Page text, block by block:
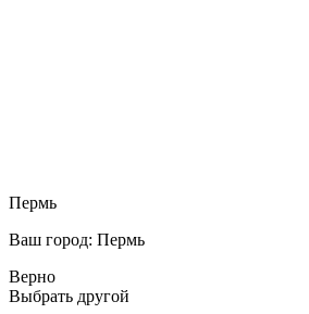
Пермь
Ваш город: Пермь
Верно
Выбрать другой